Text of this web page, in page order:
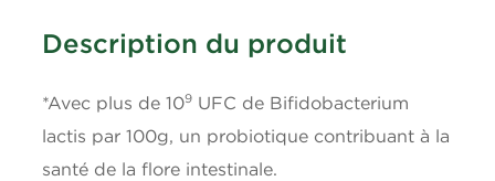
Lipides 3g
Description du produit
*Avec plus de 109 UFC de Bifidobacterium
lactis par 100g, un probiotique contribuant à la
santé de la flore intestinale.